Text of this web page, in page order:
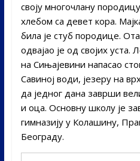
своју многочлану
хлебом са девет кора.
била је стуб породице.
одвајао је од својих уста.
на Сињајевини напасао
Савиној води, језеру на
да једног дана заврши
и оца. Основну школу је
гимназију у Колашину,
Београду.